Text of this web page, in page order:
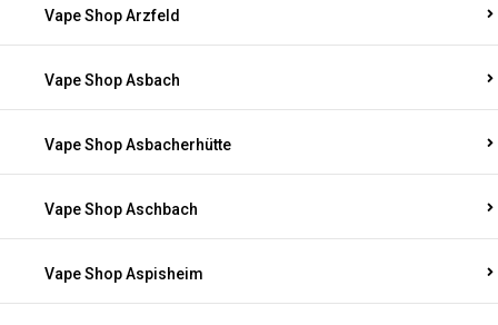
Vape Shop Arzfeld
Vape Shop Asbach
Vape Shop Asbacherhütte
Vape Shop Aschbach
Vape Shop Aspisheim